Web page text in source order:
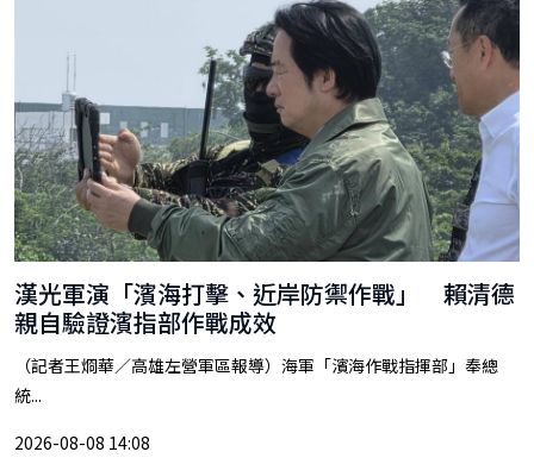
漢光軍演「濱海打擊、近岸防禦作戰」 賴清德
親自驗證濱指部作戰成效
（記者王烱華／高雄左營軍區報導）海軍「濱海作戰指揮部」奉總
統...
2026-08-08 14:08